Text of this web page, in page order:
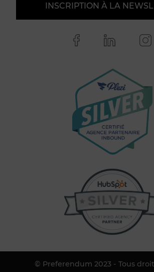
INSCRIPTION À LA
© Preferendum 2023 - Tous